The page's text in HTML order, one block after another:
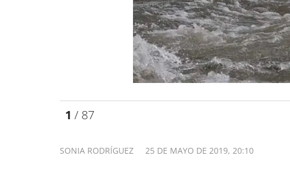
1 / 87
25 DE MAYO DE 2019, 20:10
SONIA RODRÍGUEZ